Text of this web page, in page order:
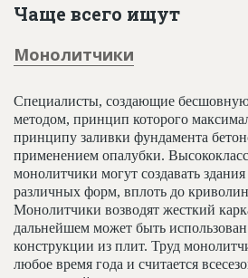
Чаще всего ищут
Монолитчики
Специалисты, создающие
методом, принцип которого
принципу заливки фундамента
применением опалубки.
монолитчики могут создавать
различных форм, вплоть до
Монолитчики возводят жесткий
дальнейшем может быть
конструкции из плит. Труд
любое время года и считается